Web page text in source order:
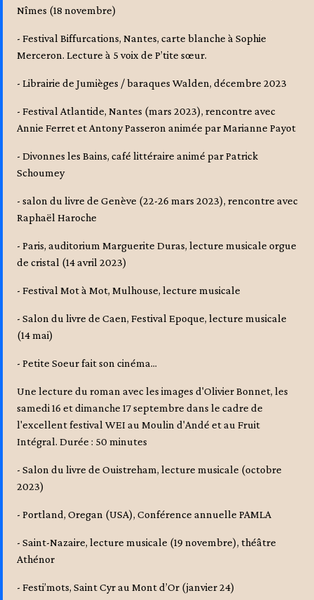
Nîmes (18 novembre)
- Festival Biffurcations, Nantes, carte blanche à Sophie
Merceron. Lecture à 5 voix de P’tite sœur.
- Librairie de Jumièges / baraques Walden, décembre 2023
- Festival Atlantide, Nantes (mars 2023), rencontre avec
Annie Ferret et Antony Passeron animée par Marianne Payot
- Divonnes les Bains, café littéraire animé par Patrick
Schoumey
- salon du livre de Genève (22-26 mars 2023), rencontre avec
Raphaël Haroche
- Paris, auditorium Marguerite Duras, lecture musicale orgue
de cristal (14 avril 2023)
- Festival Mot à Mot, Mulhouse, lecture musicale
- Salon du livre de Caen, Festival Epoque, lecture musicale
(14 mai)
- Petite Soeur fait son cinéma...
Une lecture du roman avec les images d'Olivier Bonnet, les
samedi 16 et dimanche 17 septembre dans le cadre de
l'excellent festival WEI au Moulin d'Andé et au Fruit
Intégral. Durée : 50 minutes
- Salon du livre de Ouistreham, lecture musicale (octobre
2023)
- Portland, Oregan (USA), Conférence annuelle PAMLA
- Saint-Nazaire, lecture musicale (19 novembre), théâtre
Athénor
- Festi’mots, Saint Cyr au Mont d’Or (janvier 24)